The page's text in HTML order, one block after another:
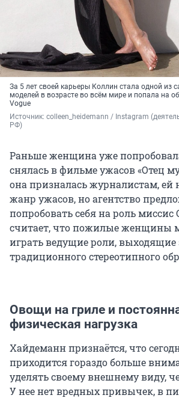
За 5 лет своей карьеры Коллин стала одной из
моделей в возрасте во всём мире и попала на
Vogue
Источник: colleen_heidemann / Instagram
РФ)
Раньше женщина уже
снялась в фильме ужасов «Отец
она призналась журналистам, ей
жанр ужасов, но агентство
попробовать себя на роль миссис
считает, что пожилые женщины
играть ведущие роли, выходящие
традиционного стереотипного
Овощи на гриле и
физическая нагрузка
Хайдеманн признаётся, что
приходится гораздо больше
уделять своему внешнему виду,
У нее нет вредных привычек, в